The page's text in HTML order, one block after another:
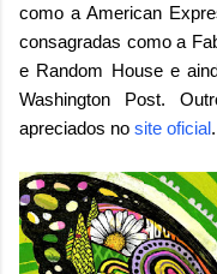
como a American
consagradas como a
e Random House e
Washington Post.
apreciados no site oficial.